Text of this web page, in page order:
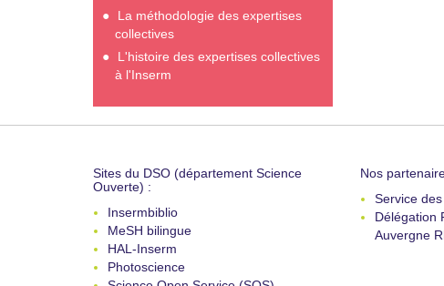
La méthodologie des expertises
collectives
L'histoire des expertises collectives
à l'Inserm
Sites du DSO (département Science
Ouverte) :
Insermbiblio
MeSH bilingue
HAL-Inserm
Photoscience
Nos
Service
Délégation
Auvergne